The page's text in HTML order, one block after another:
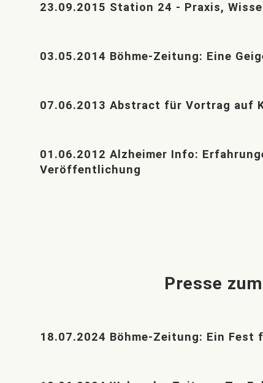
23.09.2015 Station 24 - Praxis,
03.05.2014 Böhme-Zeitung: Eine
07.06.2013 Abstract für Vortrag auf
01.06.2012 Alzheimer Info:
Veröffentlichung
Presse
18.07.2024 Böhme-Zeitung: Ein